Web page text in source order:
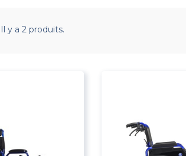
Il y a 2 produits.